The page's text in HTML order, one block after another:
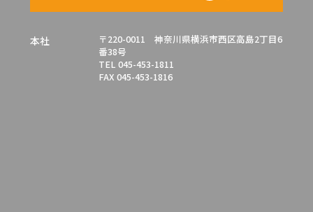
本社
〒220-0011 神奈川県横浜市西区高島2丁目6
番38号
TEL 045-453-1811
FAX 045-453-1816